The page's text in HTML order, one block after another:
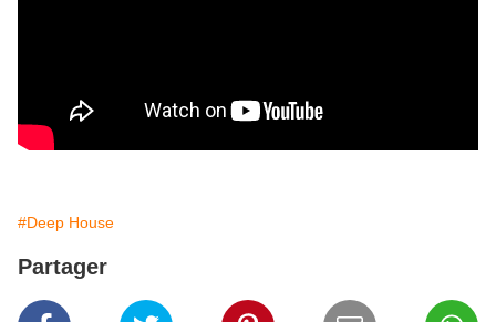
#Deep House
Partager